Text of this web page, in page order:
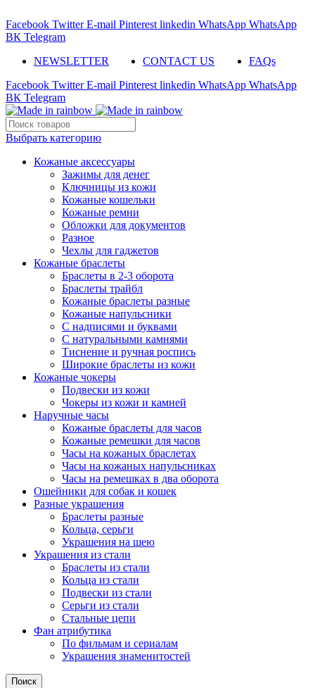
Facebook Twitter E-mail Pinterest linkedin WhatsApp WhatsApp
ВК Telegram
NEWSLETTER
CONTACT US
FAQs
Facebook Twitter E-mail Pinterest linkedin WhatsApp WhatsApp
ВК Telegram
Выбрать категорию
Кожаные аксессуары
Зажимы для денег
Ключницы из кожи
Кожаные кошельки
Кожаные ремни
Обложки для документов
Разное
Чехлы для гаджетов
Кожаные браслеты
Браслеты в 2-3 оборота
Браслеты трайбл
Кожаные браслеты разные
Кожаные напульсники
С надписями и буквами
С натуральными камнями
Тиснение и ручная роспись
Широкие браслеты из кожи
Кожаные чокеры
Подвески из кожи
Чокеры из кожи и камней
Наручные часы
Кожаные браслеты для часов
Кожаные ремешки для часов
Часы на кожаных браслетах
Часы на кожаных напульсниках
Часы на ремешках в два оборота
Ошейники для собак и кошек
Разные украшения
Браслеты разные
Кольца, серьги
Украшения на шею
Украшения из стали
Браслеты из стали
Кольца из стали
Подвески из стали
Серьги из стали
Стальные цепи
Фан атрибутика
По фильмам и сериалам
Украшения знаменитостей
Поиск